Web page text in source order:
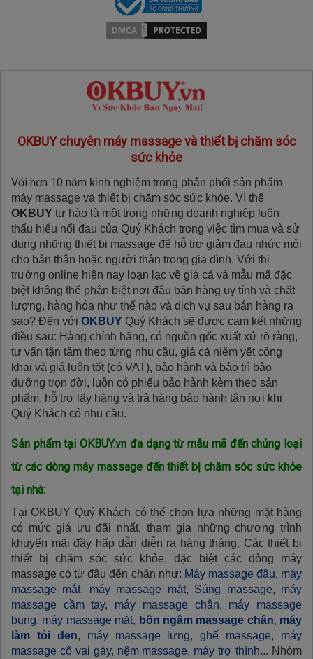
OKBUY chuyên máy massage và thiết bị chăm sóc
sức khỏe
Với hơn 10 năm kinh nghiệm trong phân phối sản phẩm
máy massage và thiết bị chăm sóc sức khỏe. Vì thế
OKBUY tự hào là một trong những doanh nghiệp luôn
thấu hiểu nổi đau của Quý Khách trong việc tìm mua và sử
dụng những thiết bị massage để hỗ trợ giảm đau nhức mỏi
cho bản thân hoặc người thân trong gia đình. Với thị
trường online hiện nay loạn lạc về giá cả và mẫu mã đặc
biệt không thể phân biệt nơi đâu bán hàng uy tính và chất
lượng, hàng hóa như thế nào và dịch vụ sau bán hàng ra
sao? Đến với OKBUY Quý Khách sẽ được cam kết những
điều sau: Hàng chính hãng, có nguồn gốc xuất xứ rõ ràng,
tư vấn tận tâm theo từng nhu cầu, giá cả niêm yết công
khai và giá luôn tốt (có VAT), bảo hành và bảo trì bảo
dưỡng trọn đời, luôn có phiếu bảo hành kèm theo sản
phẩm, hỗ trợ lấy hàng và trả hàng bảo hành tận nơi khi
Quý Khách có nhu cầu.
Sản phẩm tại OKBUY.vn đa dạng từ mẫu mã đến chủng loại
từ các dòng máy massage đến thiết bị chăm sóc sức khỏe
tại nhà:
Tại OKBUY Quý Khách có thể chọn lựa những mặt hàng
có mức giá ưu đãi nhất, tham gia những chương trình
khuyến mãi đầy hấp dẫn diễn ra hàng tháng. Các thiết bị
thiết bị chăm sóc sức khỏe, đặc biệt các dòng máy
massage có từ đầu đến chân như: Máy massage đầu, máy
massage mắt, máy massage mặt, Súng massage, máy
massage cầm tay, máy massage chân, máy massage
bụng, máy massage mặt, bồn ngâm massage chân, máy
làm tỏi đen, máy massage lưng,ghế massage, máy
massage cổ vai gáy, nệm massage, máy trợ thính... Nhóm